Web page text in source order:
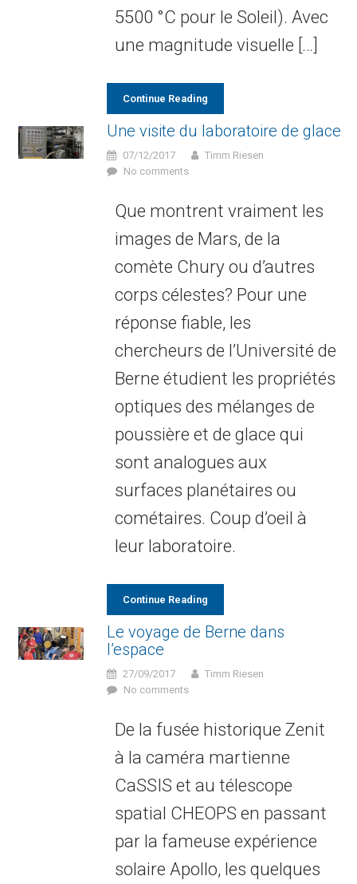
5500 °C pour le Soleil). Avec
une magnitude visuelle […]
Continue Reading
Une visite du laboratoire de glace
07/12/2017
Timm Riesen
No comments
Que montrent vraiment les
images de Mars, de la
comète Chury ou d’autres
corps célestes? Pour une
réponse fiable, les
chercheurs de l’Université de
Berne étudient les propriétés
optiques des mélanges de
poussière et de glace qui
sont analogues aux
surfaces planétaires ou
cométaires. Coup d’oeil à
leur laboratoire.
Continue Reading
Le voyage de Berne dans
l’espace
27/09/2017
Timm Riesen
No comments
De la fusée historique Zenit
à la caméra martienne
CaSSIS et au télescope
spatial CHEOPS en passant
par la fameuse expérience
solaire Apollo, les quelques